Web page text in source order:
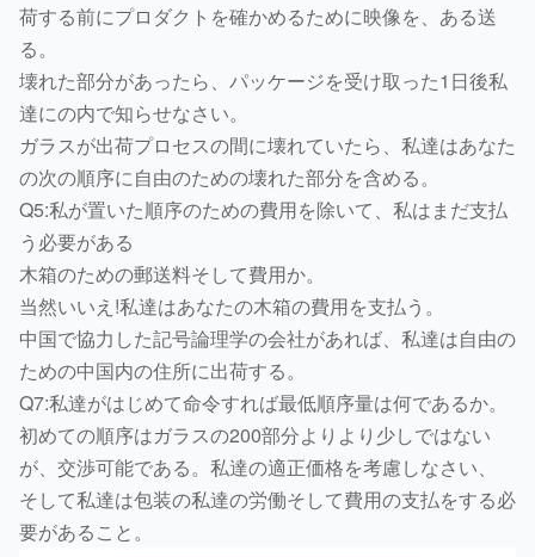
荷する前にプロダクトを確かめるために映像を、ある送
る。
壊れた部分があったら、パッケージを受け取った1日後私
達にの内で知らせなさい。
ガラスが出荷プロセスの間に壊れていたら、私達はあなた
の次の順序に自由のための壊れた部分を含める。
Q5:私が置いた順序のための費用を除いて、私はまだ支払
う必要がある
木箱のための郵送料そして費用か。
当然いいえ!私達はあなたの木箱の費用を支払う。
中国で協力した記号論理学の会社があれば、私達は自由の
ための中国内の住所に出荷する。
Q7:私達がはじめて命令すれば最低順序量は何であるか。
初めての順序はガラスの200部分よりより少しではない
が、交渉可能である。私達の適正価格を考慮しなさい、
そして私達は包装の私達の労働そして費用の支払をする必
要があること。